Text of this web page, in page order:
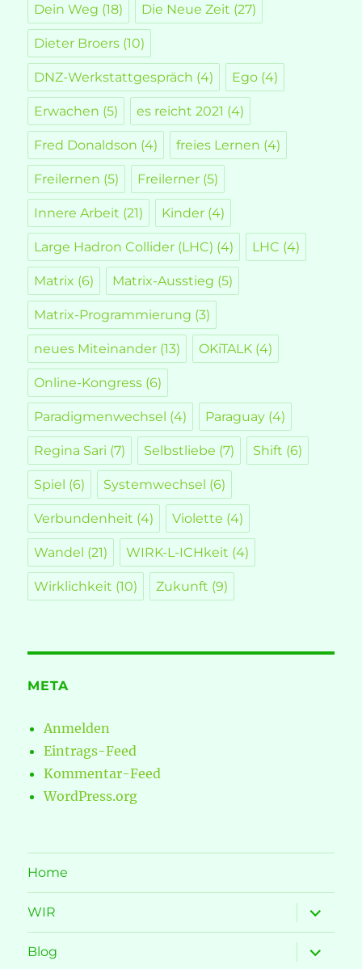
Dein Weg (18) Die Neue Zeit (27)
Dieter Broers (10)
DNZ-Werkstattgespräch (4) Ego (4)
Erwachen (5) es reicht 2021 (4)
Fred Donaldson (4) freies Lernen (4)
Freilernen (5) Freilerner (5)
Innere Arbeit (21) Kinder (4)
Large Hadron Collider (LHC) (4) LHC (4)
Matrix (6) Matrix-Ausstieg (5)
Matrix-Programmierung (3)
neues Miteinander (13) OKiTALK (4)
Online-Kongress (6)
Paradigmenwechsel (4) Paraguay (4)
Regina Sari (7) Selbstliebe (7) Shift (6)
Spiel (6) Systemwechsel (6)
Verbundenheit (4) Violette (4)
Wandel (21) WIRK-L-ICHkeit (4)
Wirklichkeit (10) Zukunft (9)
META
Anmelden
Eintrags-Feed
Kommentar-Feed
WordPress.org
Home
WIR
öffnen
Blog
öffnen